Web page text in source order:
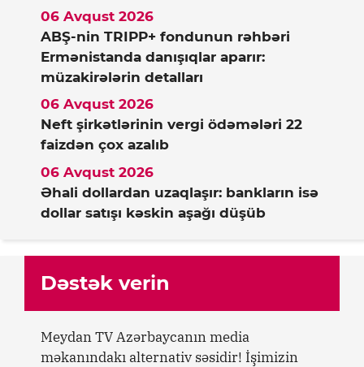
ABŞ-nin TRIPP+ fondunun rəhbəri
Ermənistanda danışıqlar aparır:
müzakirələrin detalları
06 Avqust 2026
Neft şirkətlərinin vergi ödəmələri 22
faizdən çox azalıb
06 Avqust 2026
Əhali dollardan uzaqlaşır: bankların isə
dollar satışı kəskin aşağı düşüb
06 Avqust 2026
Dəstək verin
Meydan TV Azərbaycanın media
məkanındakı alternativ səsidir! İşimizin